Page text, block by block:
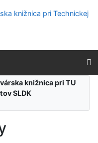
knižnica pri TU
SLDK